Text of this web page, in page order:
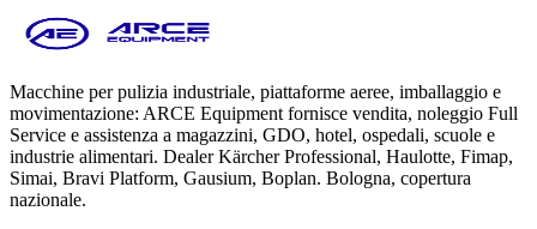
Macchine per pulizia industriale, piattaforme aeree, imballaggio e
movimentazione: ARCE Equipment fornisce vendita, noleggio Full
Service e assistenza a magazzini, GDO, hotel, ospedali, scuole e
industrie alimentari. Dealer Kärcher Professional, Haulotte, Fimap,
Simai, Bravi Platform, Gausium, Boplan. Bologna, copertura
nazionale.